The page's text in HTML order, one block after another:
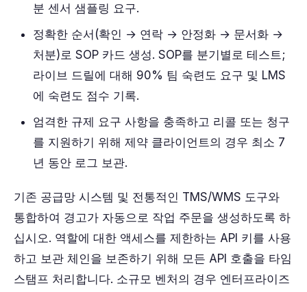
분 센서 샘플링 요구.
정확한 순서(확인 → 연락 → 안정화 → 문서화 →
처분)로 SOP 카드 생성. SOP를 분기별로 테스트;
라이브 드릴에 대해 90% 팀 숙련도 요구 및 LMS
에 숙련도 점수 기록.
엄격한 규제 요구 사항을 충족하고 리콜 또는 청구
를 지원하기 위해 제약 클라이언트의 경우 최소 7
년 동안 로그 보관.
기존 공급망 시스템 및 전통적인 TMS/WMS 도구와
통합하여 경고가 자동으로 작업 주문을 생성하도록 하
십시오. 역할에 대한 액세스를 제한하는 API 키를 사용
하고 보관 체인을 보존하기 위해 모든 API 호출을 타임
스탬프 처리합니다. 소규모 벤처의 경우 엔터프라이즈